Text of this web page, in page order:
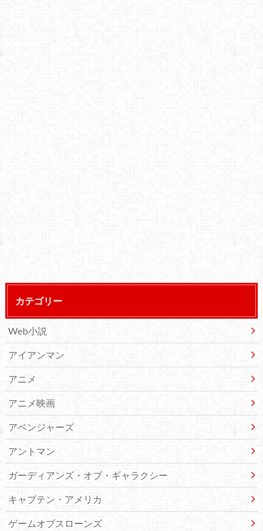
カテゴリー
Web小説
アイアンマン
アニメ
アニメ映画
アベンジャーズ
アントマン
ガーディアンズ・オブ・ギャラクシー
キャプテン・アメリカ
ゲームオブスローンズ